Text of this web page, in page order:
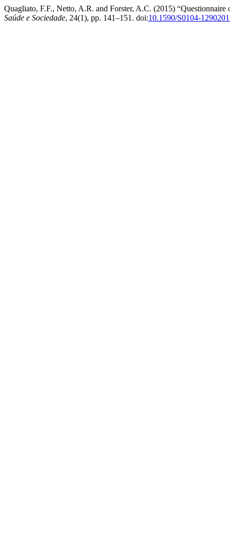
Quagliato, F.F., Netto, A.R. and Forster, A.C. (2015)
Saúde e Sociedade, 24(1), pp. 141–151. doi:10.1590/S0104-